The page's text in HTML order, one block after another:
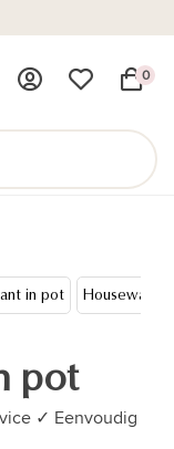
0
in pot
pot
✓ Eenvoudig